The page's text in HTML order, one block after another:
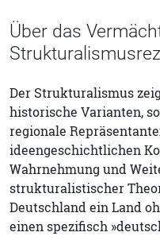
Über das
Der Strukturalismus
historische Varianten,
regionale
ideengeschichtlichen
Wahrnehmung und
strukturalistischer
Deutschland ein Land
einen spezifisch